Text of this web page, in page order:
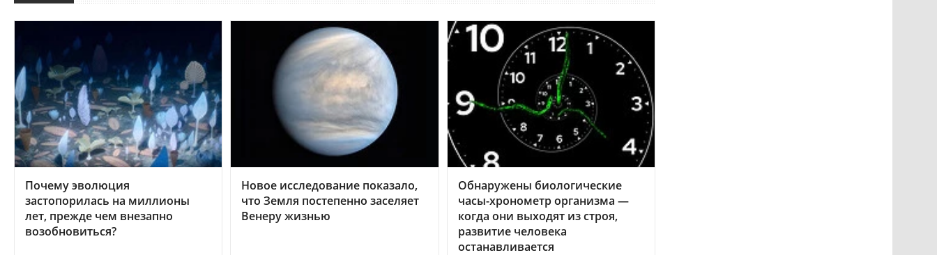
Почему эволюция
застопорилась на миллионы
лет, прежде чем внезапно
возобновиться?
Новое исследование показало,
что Земля постепенно заселяет
Венеру жизнью
Обнаружены биологические
часы-хронометр организма —
когда они выходят из строя,
развитие человека
останавливается